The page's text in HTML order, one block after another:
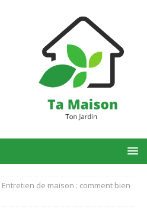
Entretien de maison : comment bien